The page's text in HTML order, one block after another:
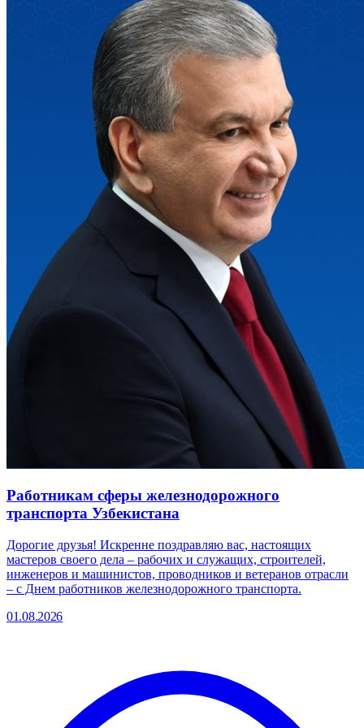
Работникам сферы железнодорожного
транспорта Узбекистана
Дорогие друзья! Искренне поздравляю вас, настоящих
мастеров своего дела – рабочих и служащих, строителей,
инженеров и машинистов, проводников и ветеранов отрасли
– с Днем работников железнодорожного транспорта.
01.08.2026